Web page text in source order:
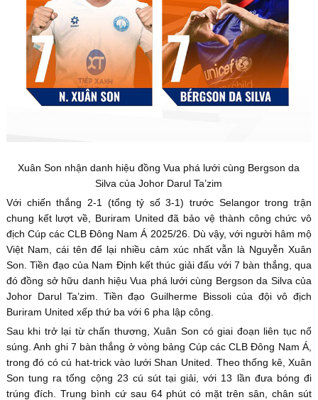
Xuân Son nhận danh hiệu đồng Vua phá lưới cùng Bergson da
Silva của Johor Darul Ta’zim
Với chiến thắng 2-1 (tổng tỷ số 3-1) trước Selangor trong trận
chung kết lượt về, Buriram United đã bảo vệ thành công chức vô
địch Cúp các CLB Đông Nam Á 2025/26. Dù vậy, với người hâm mộ
Việt Nam, cái tên để lại nhiều cảm xúc nhất vẫn là Nguyễn Xuân
Son. Tiền đạo của Nam Định kết thúc giải đấu với 7 bàn thắng, qua
đó đồng sở hữu danh hiệu Vua phá lưới cùng Bergson da Silva của
Johor Darul Ta’zim. Tiền đạo Guilherme Bissoli của đội vô địch
Buriram United xếp thứ ba với 6 pha lập công.
Sau khi trở lại từ chấn thương, Xuân Son có giai đoạn liên tục nổ
súng. Anh ghi 7 bàn thắng ở vòng bảng Cúp các CLB Đông Nam Á,
trong đó có cú hat-trick vào lưới Shan United. Theo thống kê, Xuân
Son tung ra tổng cộng 23 cú sút tại giải, với 13 lần đưa bóng đi
trúng đích. Trung bình cứ sau 64 phút có mặt trên sân, chân sút